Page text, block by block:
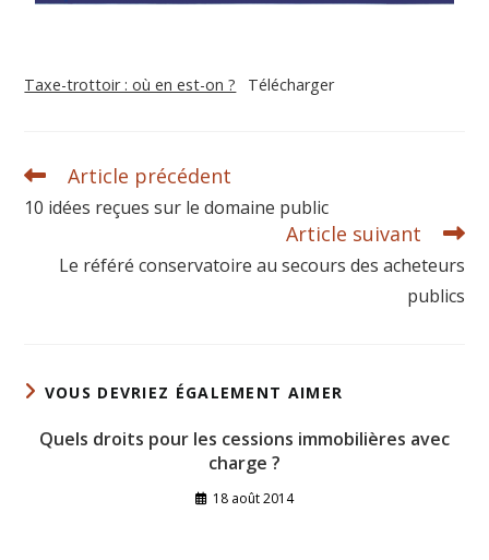
Taxe-trottoir : où en est-on ? Télécharger
Article précédent
10 idées reçues sur le domaine public
Article suivant
Le référé conservatoire au secours des acheteurs
publics
VOUS DEVRIEZ ÉGALEMENT AIMER
Quels droits pour les cessions immobilières avec
charge ?
18 août 2014